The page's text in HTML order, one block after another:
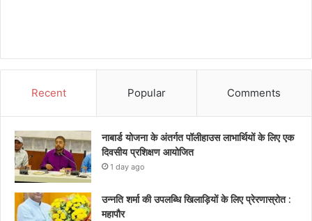
Recent Popular Comments
नाबार्ड योजना के अंतर्गत पॉलीहाउस लाभार्थियों के लिए एक
दिवसीय प्रशिक्षण आयोजित
1 day ago
उन्नति शर्मा की उपलब्धि खिलाड़ियों के लिए प्रेरणास्रोत :
महापौर